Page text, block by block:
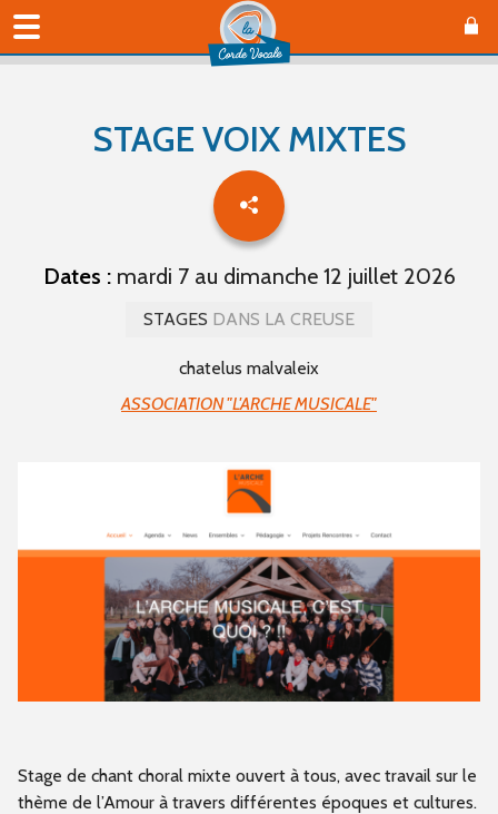
STAGE VOIX MIXTES
Dates :mardi 7 au dimanche 12 juillet 2026
STAGES DANS LA CREUSE
chatelus malvaleix
ASSOCIATION "L'ARCHE MUSICALE"
Stage de chant choral mixte ouvert à tous, avec travail sur le
thème de l’Amour à travers différentes époques et cultures.